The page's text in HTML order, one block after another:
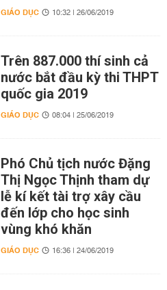
GIÁO DỤC 10:32 | 26/06/2019
Trên 887.000 thí sinh cả
nước bắt đầu kỳ thi THPT
quốc gia 2019
GIÁO DỤC 08:04 | 25/06/2019
Phó Chủ tịch nước Đặng
Thị Ngọc Thịnh tham dự
lễ kí kết tài trợ xây cầu
đến lớp cho học sinh
vùng khó khăn
GIÁO DỤC 16:36 | 24/06/2019